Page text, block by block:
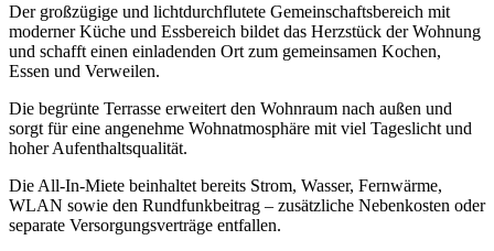
Der großzügige und lichtdurchflutete Gemeinschaftsbereich mit
moderner Küche und Essbereich bildet das Herzstück der Wohnung
und schafft einen einladenden Ort zum gemeinsamen Kochen,
Essen und Verweilen.
Die begrünte Terrasse erweitert den Wohnraum nach außen und
sorgt für eine angenehme Wohnatmosphäre mit viel Tageslicht und
hoher Aufenthaltsqualität.
Die All-In-Miete beinhaltet bereits Strom, Wasser, Fernwärme,
WLAN sowie den Rundfunkbeitrag – zusätzliche Nebenkosten oder
separate Versorgungsverträge entfallen.